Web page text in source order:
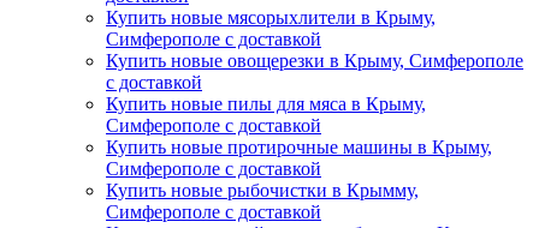
Купить новые мясорыхлители в Крыму,
Симферополе с доставкой
Купить новые овощерезки в Крыму, Симферополе
с доставкой
Купить новые пилы для мяса в Крыму,
Симферополе с доставкой
Купить новые протирочные машины в Крыму,
Симферополе с доставкой
Купить новые рыбочистки в Крымму,
Симферополе с доставкой